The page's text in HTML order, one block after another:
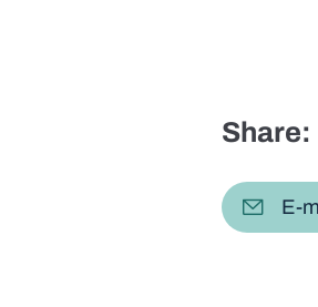
Share:
E-